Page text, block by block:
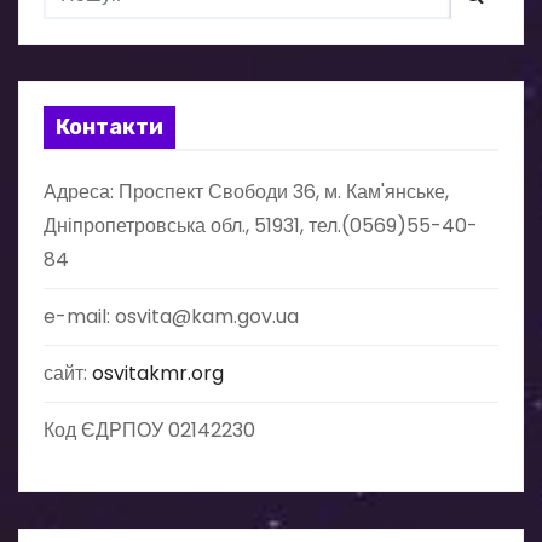
а
ц
і
я
з
а
і
Контакти
Адреса: Проспект Свободи 36, м. Кам'янське,
Дніпропетровська обл., 51931, тел.(0569)55-40-
84
e-mail: osvita@kam.gov.ua
сайт: osvitakmr.org
Код ЄДРПОУ 02142230